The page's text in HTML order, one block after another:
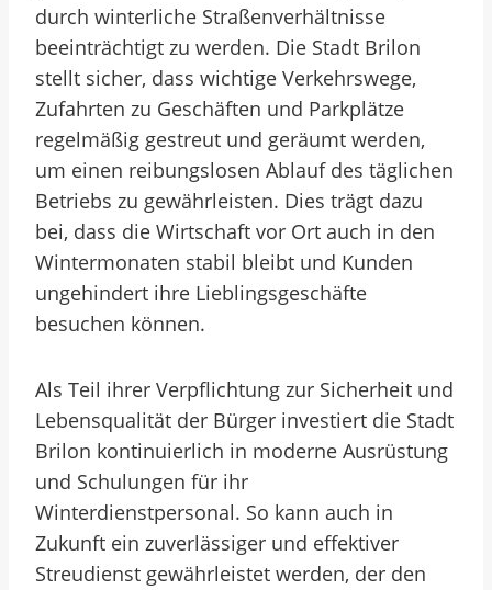
durch winterliche Straßenverhältnisse
beeinträchtigt zu werden. Die Stadt Brilon
stellt sicher, dass wichtige Verkehrswege,
Zufahrten zu Geschäften und Parkplätze
regelmäßig gestreut und geräumt werden,
um einen reibungslosen Ablauf des täglichen
Betriebs zu gewährleisten. Dies trägt dazu
bei, dass die Wirtschaft vor Ort auch in den
Wintermonaten stabil bleibt und Kunden
ungehindert ihre Lieblingsgeschäfte
besuchen können.
Als Teil ihrer Verpflichtung zur Sicherheit und
Lebensqualität der Bürger investiert die Stadt
Brilon kontinuierlich in moderne Ausrüstung
und Schulungen für ihr
Winterdienstpersonal. So kann auch in
Zukunft ein zuverlässiger und effektiver
Streudienst gewährleistet werden, der den